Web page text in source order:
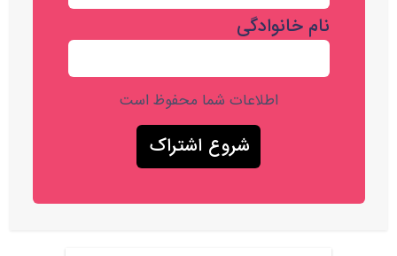
نام خانوادگی
اطلاعات شما محفوظ است